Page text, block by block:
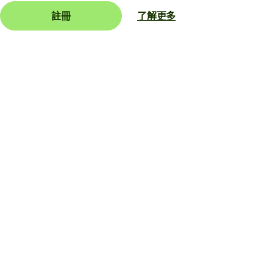
註冊 了解更多